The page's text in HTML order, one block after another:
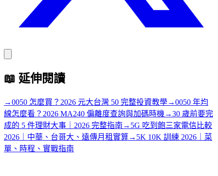
📖 延伸閱讀
→0050 怎麼買？2026 元大台灣 50 完整投資教學→0050 年均
線怎麼看？2026 MA240 偏離度查詢與加碼時機 →30 歲前要完
成的 5 件理財大事｜2026 完整指南 → 5G 吃到飽三家電信比較
2026｜中華、台哥大、遠傳月租實算→ 5K 10K 訓練 2026｜菜
單、時程、實戰指南